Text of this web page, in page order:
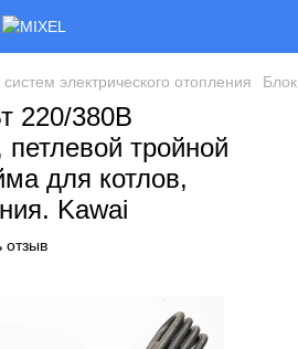
электрического отопления
220/380В
тройной
для котлов,
Kawai
отзыв